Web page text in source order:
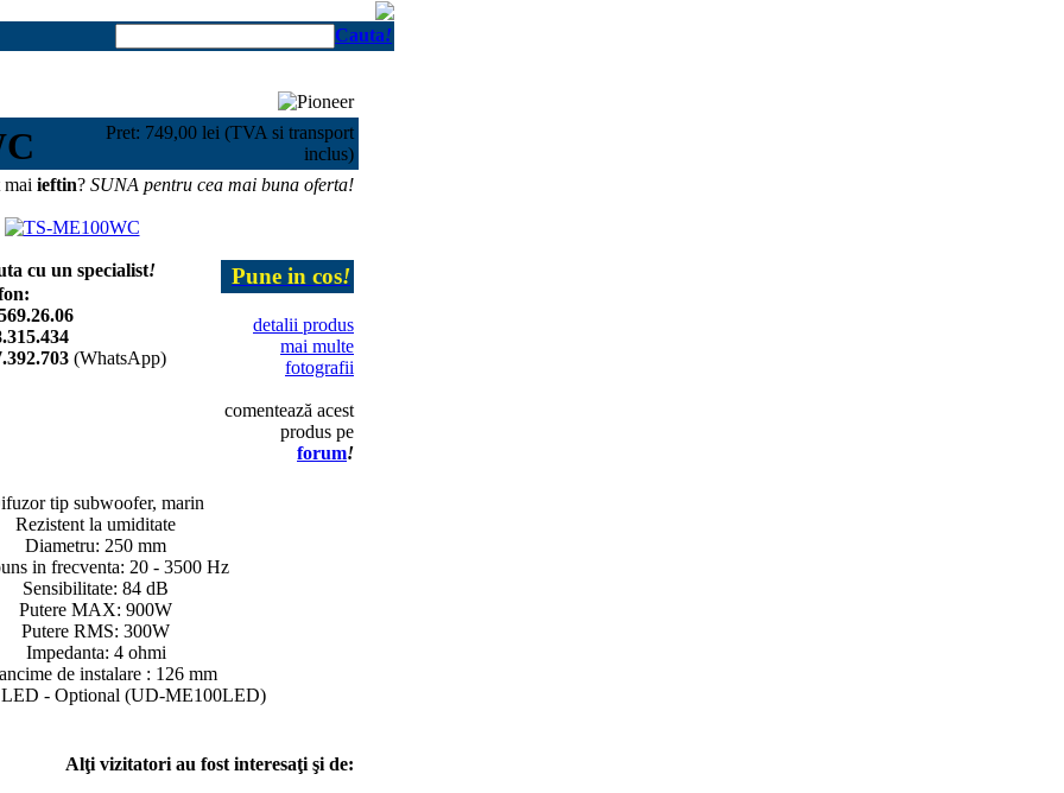
Cauta!
Pret: 749,00 lei (TVA si transport
inclus)
mai ieftin? SUNA pentru cea mai buna oferta!
cu un specialist!
(WhatsApp)
Pune in cos!
detalii produs
mai multe
fotografii
comentează acest
produs pe
forum!
tip subwoofer, marin
Rezistent la umiditate
Diametru: 250 mm
in frecventa: 20 - 3500 Hz
Sensibilitate: 84 dB
Putere MAX: 900W
Putere RMS: 300W
Impedanta: 4 ohmi
de instalare : 126 mm
LED - Optional (UD-ME100LED)
Alţi vizitatori au fost interesaţi şi de: